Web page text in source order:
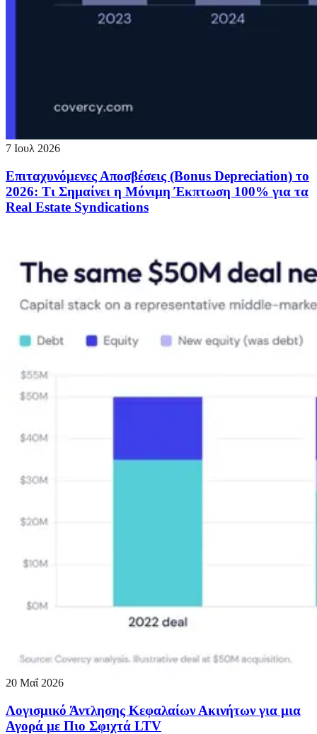
7 Ιουλ 2026
Επιταχυνόμενες Αποσβέσεις (Bonus Depreciation) το
2026: Τι Σημαίνει η Μόνιμη Έκπτωση 100% για τα
Real Estate Syndications
20 Μαΐ 2026
Λογισμικό Άντλησης Κεφαλαίων Ακινήτων για μια
Αγορά με Πιο Σφιχτά LTV